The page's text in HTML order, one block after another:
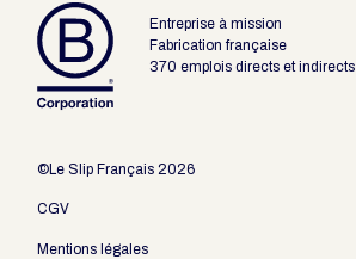
Outils revendeursEntreprise à mission
Fabrication française
370 emplois directs et indirects
©Le Slip Français 2026
CGV
Mentions légales